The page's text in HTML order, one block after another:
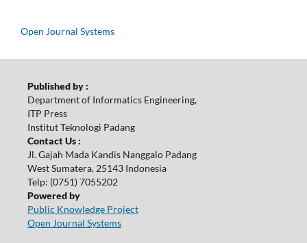
Open Journal Systems
Published by :
Department of Informatics Engineering,
ITP Press
Institut Teknologi Padang
Contact Us :
Jl. Gajah Mada Kandis Nanggalo Padang
West Sumatera, 25143 Indonesia
Telp: (0751) 7055202
Powered by
Public Knowledge Project
Open Journal Systems